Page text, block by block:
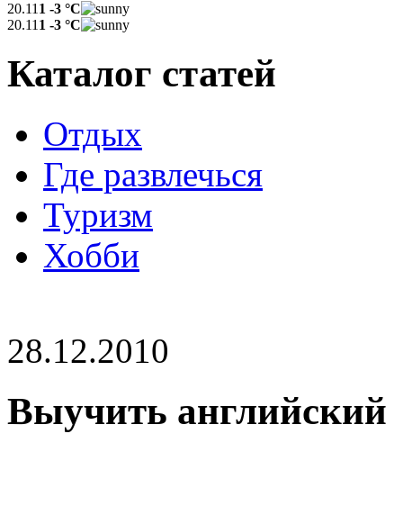
20.111 -3 °C
20.111 -3 °C
Каталог статей
Отдых
Где развлечься
Туризм
Хобби
28.12.2010
Выучить английский